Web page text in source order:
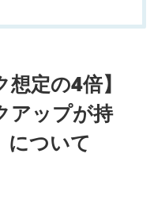
想定の4倍】
アップが持
について